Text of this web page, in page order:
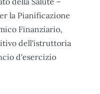
la Pianificazione
Finanziario,
dell'istruttoria
d'esercizio